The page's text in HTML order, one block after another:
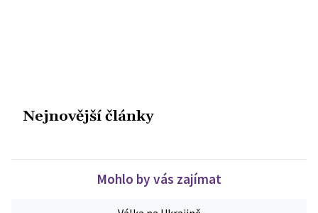
Nejnovější články
Mohlo by vás zajímat